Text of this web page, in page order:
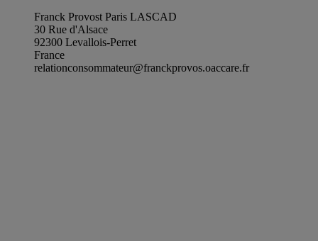
Franck Provost Paris LASCAD
30 Rue d'Alsace
92300 Levallois-Perret
France
relationconsommateur@franckprovos.oaccare.fr